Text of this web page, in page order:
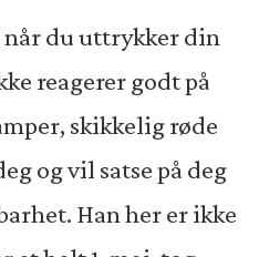
når du uttrykker din
reagerer godt på
skikkelig røde
og vil satse på deg
Han her er ikke